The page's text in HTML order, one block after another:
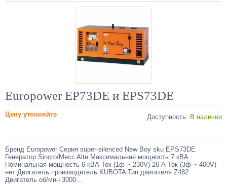
Europower EP73DE и EPS73DE
Цену уточняйте Доступность: В наличии
Бренд Europower Серия super-silenced New Boy sku EPS73DE
Генератор Sincro/Mecc Alte Максимальная мощность 7 кВА
Номинальная мощность 6 кВА Ток (1ф ~ 230V) 26 А Ток (3ф ~ 400V)
нет Двигатель производитель KUBOTA Тип двигателя Z482
Двигатель об/мин 3000...